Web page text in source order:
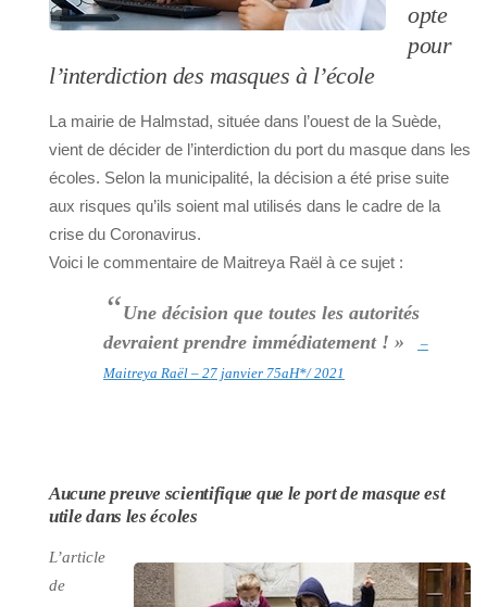
opte
pour
l’interdiction des masques à l’école
La mairie de Halmstad, située dans l’ouest de la Suède,
vient de décider de l’interdiction du port du masque dans les
écoles. Selon la municipalité, la décision a été prise suite
aux risques qu’ils soient mal utilisés dans le cadre de la
crise du Coronavirus.
Voici le commentaire de Maitreya Raël à ce sujet :
“Une décision que toutes les autorités
devraient prendre immédiatement ! »
–
Maitreya Raël – 27 janvier 75aH*/ 2021
Aucune preuve scientifique que le port de masque est
utile dans les écoles
L’article
de